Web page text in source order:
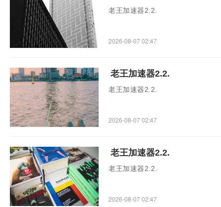
老王加速器2.2.
2026-08-07 02:47
老王加速器2.2.
老王加速器2.2.
2026-08-07 02:47
老王加速器2.2.
老王加速器2.2.
2026-08-07 02:47